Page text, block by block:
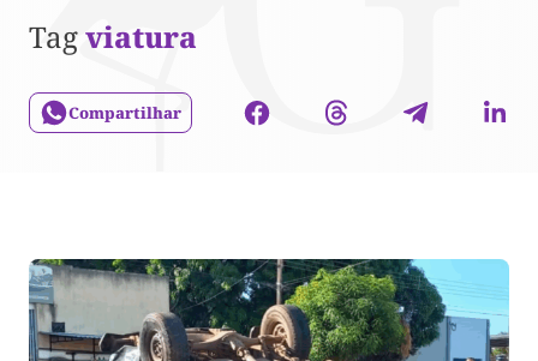
Tagviatura
Compartilhar